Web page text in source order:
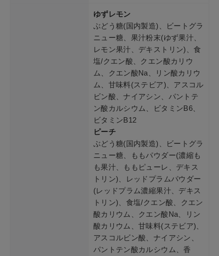
ゆずレモン
ぶどう糖(国内製造)、ビートグラ
ニュー糖、果汁粉末(ゆず果汁、
レモン果汁、デキストリン)、食
塩/クエン酸、クエン酸カリウ
ム、クエン酸Na、リン酸カリウ
ム、甘味料(ステビア)、アスコル
ビン酸、ナイアシン、パントテ
ン酸カルシウム、ビタミンB6、
ビタミンB12
ピーチ
ぶどう糖(国内製造)、ビートグラ
ニュー糖、ももパウダー(濃縮も
も果汁、ももピューレ、デキス
トリン)、レッドプラムパウダー
(レッドプラム濃縮果汁、デキス
トリン)、食塩/クエン酸、クエン
酸カリウム、クエン酸Na、リン
酸カリウム、甘味料(ステビア)、
アスコルビン酸、ナイアシン、
パントテン酸カルシウム、香